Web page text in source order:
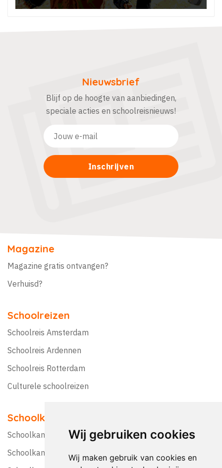
Wij gebruiken cookies
Wij maken gebruik van cookies en
Nieuwsbrief
Blijf op de hoogte van aanbiedingen,
speciale acties en schoolreisnieuws!
Magazine
Magazine gratis ontvangen?
Verhuisd?
Schoolreizen
Schoolreis Amsterdam
Schoolreis Ardennen
Schoolreis Rotterdam
Culturele schoolreizen
Schoolkampen
Schoolkamp Nederland
Schoolkamp België